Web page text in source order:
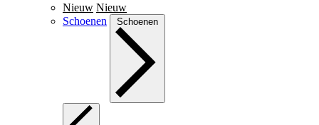
Nieuw Nieuw
Schoenen
Schoenen